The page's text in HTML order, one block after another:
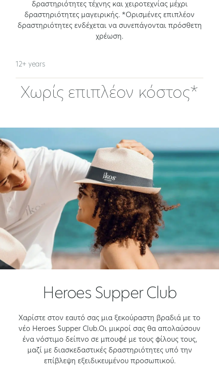
δραστηριότητες τέχνης και χειροτεχνίας μέχρι
δραστηριότητες μαγειρικής. *Ορισμένες επιπλέον
δραστηριότητες ενδέχεται να συνεπάγονται πρόσθετη
χρέωση.
12+ years
Χωρίς επιπλέον κόστος*
Heroes Supper Club​
Χαρίστε στον εαυτό σας μια ξεκούραστη βραδιά με το
νέο Heroes Supper Club.Οι μικροί σας θα απολαύσουν
ένα νόστιμο δείπνο σε μπουφέ με τους φίλους τους,
μαζί με διασκεδαστικές δραστηριότητες υπό την
επίβλεψη εξειδικευμένου προσωπικού.